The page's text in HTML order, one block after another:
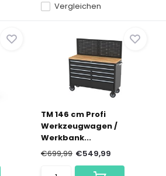
Vergleichen
TM 146 cm Profi
Werkzeugwagen /
Werkbank...
€699,99 €549,99